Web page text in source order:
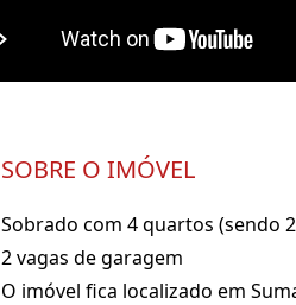
SOBRE O IMÓVEL
Sobrado com 4 quartos (sendo
2 vagas de garagem
O imóvel fica localizado em